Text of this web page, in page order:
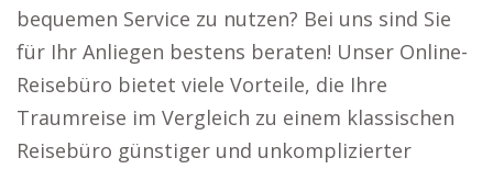
bequemen Service zu nutzen? Bei uns sind Sie
für Ihr Anliegen bestens beraten! Unser Online-
Reisebüro bietet viele Vorteile, die Ihre
Traumreise im Vergleich zu einem klassischen
Reisebüro günstiger und unkomplizierter